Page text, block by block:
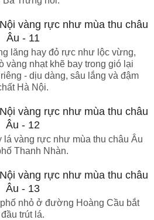
lăng hay đỏ rực như lộc vừng,
vàng nhạt khẽ bay trong gió lại
- dịu dàng, sâu lắng và đậm
Hà Nội.
lá vàng rực như mùa thu châu Âu
Thanh Nhàn.
nhỏ ở đường Hoàng Cầu bắt
đầu trút lá.